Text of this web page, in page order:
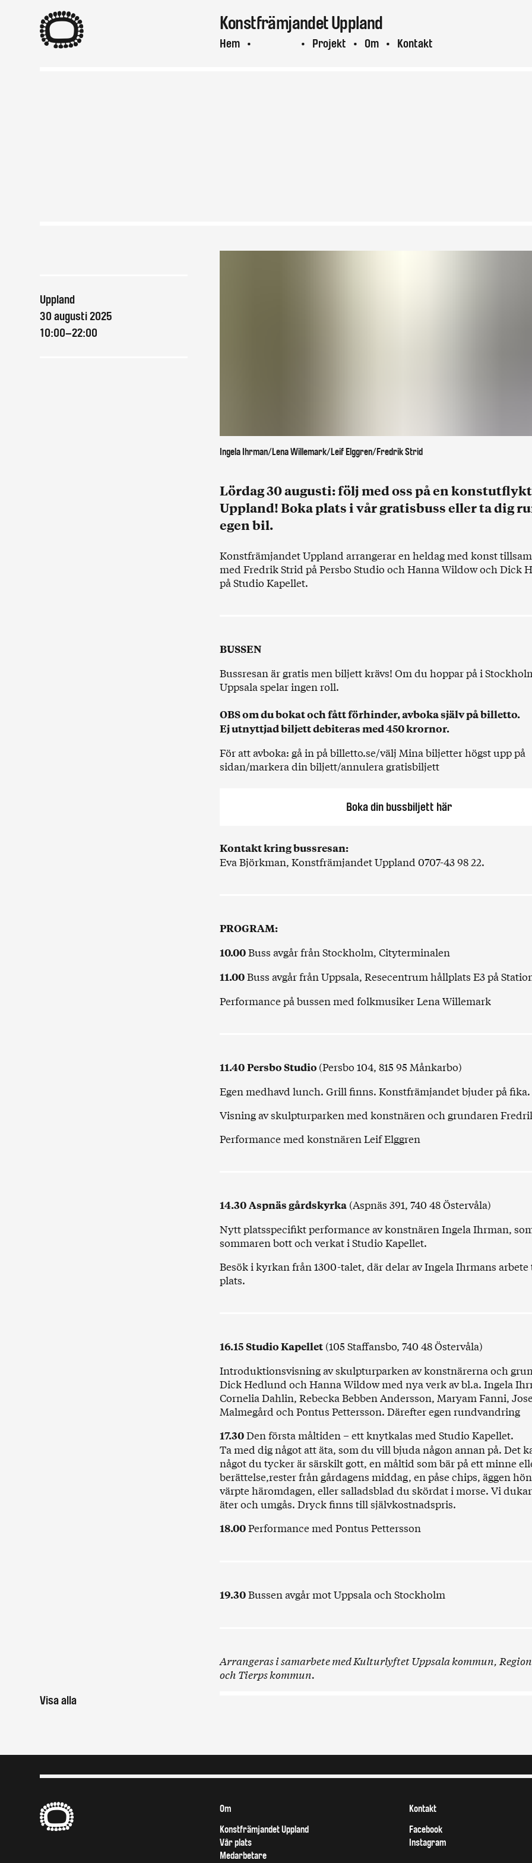
Uppland
30 augusti 2025
10:00–22:00
Ingela Ihrman/Lena Willemark/Leif Elggren/Fredrik Strid
Lördag 30 augusti: följ med oss på en
Uppland! Boka plats i vår gratisbuss eller ta dig
egen bil.
Konstfrämjandet Uppland arrangerar en heldag med konst
med Fredrik Strid påPersbo Studio och Hanna Wildow och Dick
påStudio Kapellet.
BUSSEN
Bussresan är gratis men biljett krävs! Om du hoppar på i
Uppsala spelar ingen roll.
OBS om du bokat och fått förhinder, avboka själv på billetto.
Ej utnyttjad biljett debiteras med 450 krornor.
För att avboka: gå in på billetto.se/välj Mina biljetter högst upp på
sidan/markera din biljett/annulera gratisbiljett
Boka din bussbiljett här
Kontakt kring bussresan:
Eva Björkman, Konstfrämjandet Uppland 0707-43 98 22.
PROGRAM:
10.00Buss avgår från Stockholm, Cityterminalen
11.00Buss avgår från Uppsala, Resecentrum hållplats E3 på
Performance på bussen med folkmusikerLena Willemark
11.40Persbo Studio (Persbo 104, 815 95 Månkarbo)
Egen medhavd lunch. Grill finns. Konstfrämjandet bjuder på fika.
Visning av skulpturparken med konstnären och grundaren
Performance med konstnärenLeif Elggren
14.30Aspnäs gårdskyrka(Aspnäs 391, 740 48 Östervåla)
Nytt platsspecifikt performance av konstnärenIngela Ihrman,
sommaren bott och verkat i Studio Kapellet.
Besök ikyrkanfrån 1300-talet, där delar av Ingela Ihrmans arbete
plats.
16.15Studio Kapellet(105 Staffansbo, 740 48 Östervåla)
Introduktionsvisning av skulpturparken av konstnärerna och
Dick Hedlund och Hanna Wildow med nya verk av bl.a. Ingela
Cornelia Dahlin, Rebecka Bebben Andersson, Maryam Fanni,
Malmegård och Pontus Pettersson. Därefter egen rundvandring
17.30Den första måltiden – ett knytkalas med Studio Kapellet.
Ta med dig något att äta, som du vill bjuda någon annan på. Det
något du tycker är särskilt gott, en måltid som bär på ett minne
berättelse,rester från gårdagens middag, en påse chips, äggen
värpte häromdagen, eller salladsblad du skördat i morse. Vi
äter och umgås. Dryck finns till självkostnadspris.
18.00Performance med Pontus Pettersson
19.30Bussen avgår mot Uppsala och Stockholm
Arrangeras i samarbete med Kulturlyftet Uppsala kommun,
och Tierps kommun.
Visa alla
A KonstfrämjandetUppland
Hem Projekt Om Kontakt
B
Om
Konstfrämjandet Uppland
Vår plats
Medarbetare
Kontakt
Facebook
Instagram